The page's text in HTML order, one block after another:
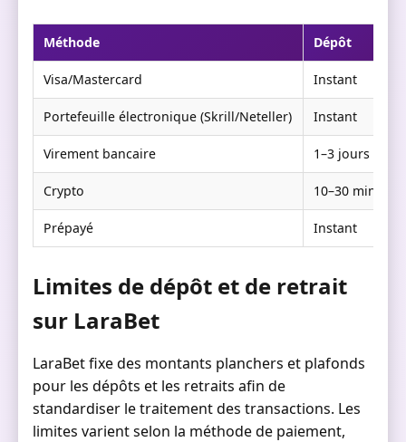
Méthode Dépôt
Visa/Mastercard Instant
Portefeuille électronique (Skrill/Neteller) Instant
Virement bancaire 1–3 jours
Crypto 10–30 min
Prépayé Instant
Limites de dépôt et de retrait
sur LaraBet
LaraBet fixe des montants planchers et plafonds
pour les dépôts et les retraits afin de
standardiser le traitement des transactions. Les
limites varient selon la méthode de paiement,